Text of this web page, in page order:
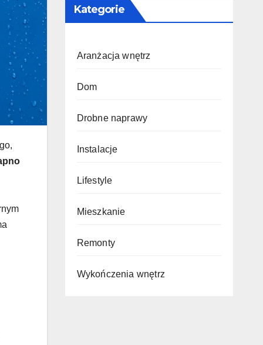
Kategorie
Aranżacja wnętrz
Dom
Drobne naprawy
Instalacje
Lifestyle
Mieszkanie
Remonty
Wykończenia wnętrz